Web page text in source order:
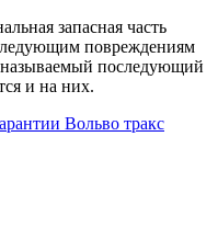
запасная часть
повреждениям
называемый последующий
и на них.
Вольво тракс